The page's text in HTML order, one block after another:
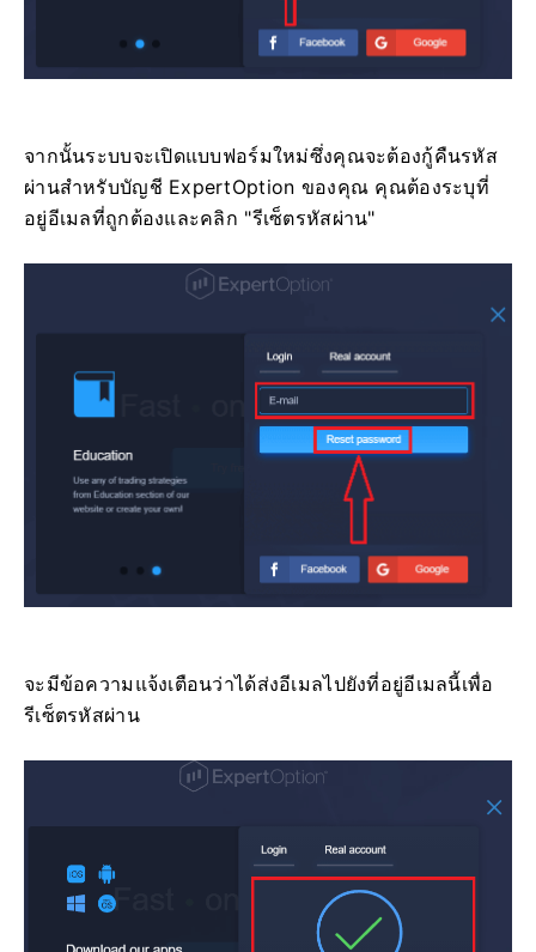
จากนั้นระบบจะเปิดแบบฟอร์มใหม่ซึ่งคุณจะต้องกู้คืนรหัส
ผ่านสำหรับบัญชี ExpertOption ของคุณ คุณต้องระบุที่
อยู่อีเมลที่ถูกต้องและคลิก "รีเซ็ตรหัสผ่าน"
จะมีข้อความแจ้งเตือนว่าได้ส่งอีเมลไปยังที่อยู่อีเมลนี้เพื่อ
รีเซ็ตรหัสผ่าน